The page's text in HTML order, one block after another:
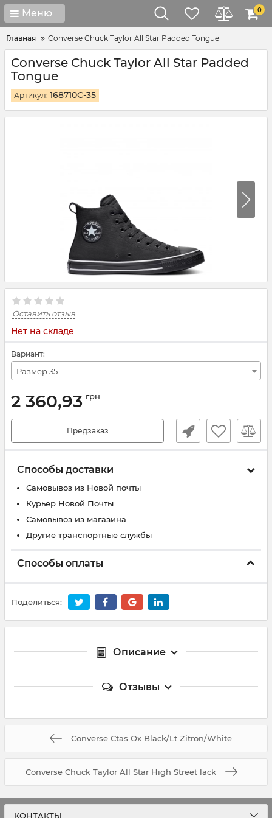
Меню 0
Главная Converse Chuck Taylor All Star Padded Tongue
Converse Chuck Taylor All Star Padded
Tongue
Артикул: 168710C-35
Оставить отзыв
Нет на складе
Вариант:
Размер 35
2 360,93 грн
Предзаказ
Способы доставки
Самовывоз из Новой почты
Курьер Новой Почты
Самовывоз из магазина
Другие транспортные службы
Способы оплаты
Поделиться:
Описание
Отзывы
Converse Ctas Ox Black/Lt Zitron/White
Converse Chuck Taylor All Star High Street lack
КОНТАКТЫ